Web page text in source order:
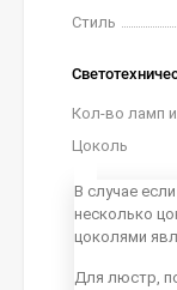
Стиль
Кол-во ламп
Цоколь
В случае
несколько
цоколями
Для люстр,